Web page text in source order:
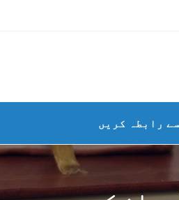
رابطہ کریں